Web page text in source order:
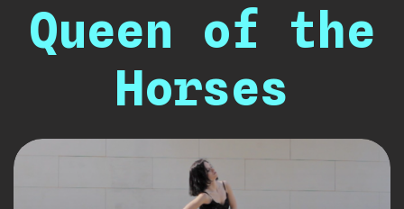
Queen of the
Horses